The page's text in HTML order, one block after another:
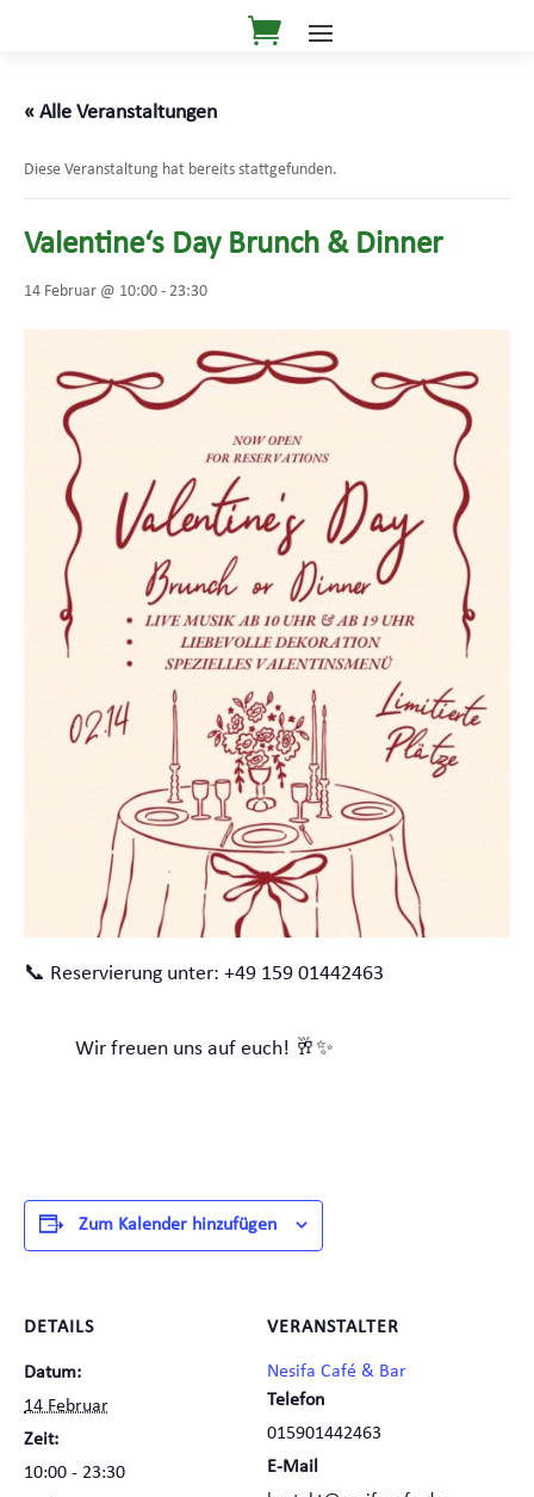
« Alle Veranstaltungen
Diese Veranstaltung hat bereits stattgefunden.
Valentine‘s Day Brunch & Dinner
14 Februar @ 10:00 - 23:30
📞 Reservierung unter: +49 159 01442463
Wir freuen uns auf euch! 🥂✨
Zum Kalender hinzufügen
DETAILS
Datum:
14 Februar
Zeit:
10:00 - 23:30
VERANSTALTER
Nesifa Café & Bar
Telefon
015901442463
E-Mail